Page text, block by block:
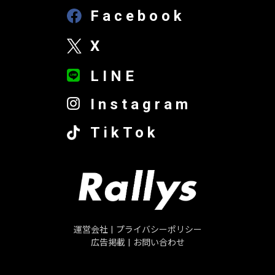
Facebook
X
LINE
Instagram
TikTok
運営会社
プライバシーポリシー
広告掲載
お問い合わせ